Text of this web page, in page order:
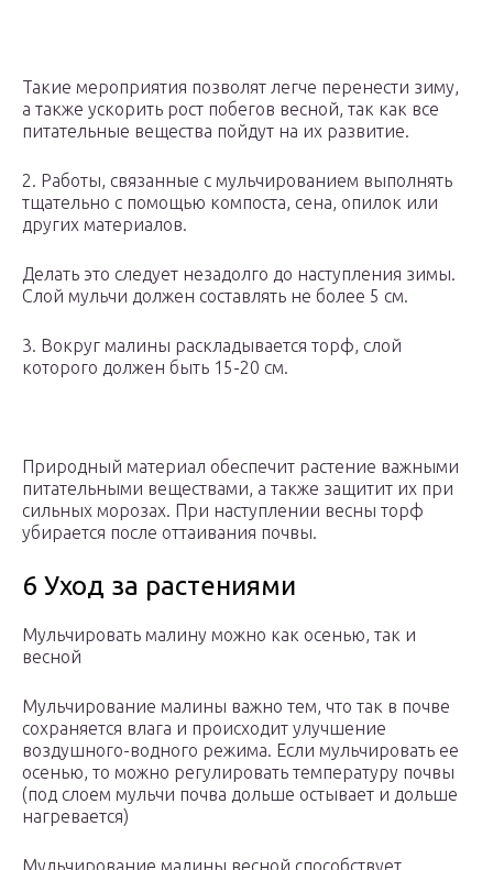
Такие мероприятия позволят легче перенести зиму,
а также ускорить рост побегов весной, так как все
питательные вещества пойдут на их развитие.
2. Работы, связанные с мульчированием выполнять
тщательно с помощью компоста, сена, опилок или
других материалов.
Делать это следует незадолго до наступления зимы.
Слой мульчи должен составлять не более 5 см.
3. Вокруг малины раскладывается торф, слой
которого должен быть 15-20 см.
Природный материал обеспечит растение важными
питательными веществами, а также защитит их при
сильных морозах. При наступлении весны торф
убирается после оттаивания почвы.
6 Уход за растениями
Мульчировать малину можно как осенью, так и
весной
Мульчирование малины важно тем, что так в почве
сохраняется влага и происходит улучшение
воздушного-водного режима. Если мульчировать ее
осенью, то можно регулировать температуру почвы
(под слоем мульчи почва дольше остывает и дольше
нагревается)
Мульчирование малины весной способствует